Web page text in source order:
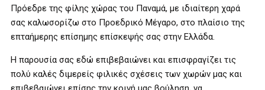
Πρόεδρε της φίλης χώρας του Παναμά, με ιδιαίτερη χαρά
σας καλωσορίζω στο Προεδρικό Μέγαρο, στο πλαίσιο της
επταήμερης επίσημης επίσκεψής σας στην Ελλάδα.
Η παρουσία σας εδώ επιβεβαιώνει και επισφραγίζει τις
πολύ καλές διμερείς φιλικές σχέσεις των χωρών μας και